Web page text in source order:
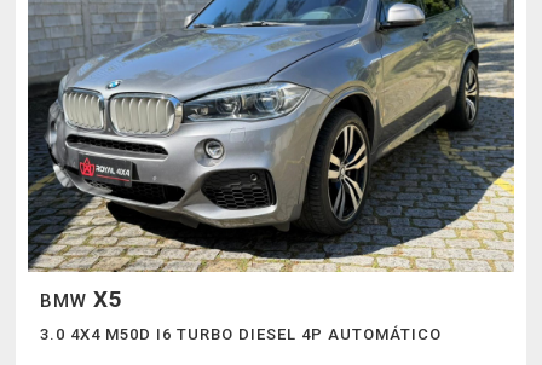
BMW X5
3.0 4X4 M50D I6 TURBO DIESEL 4P AUTOMÁTICO